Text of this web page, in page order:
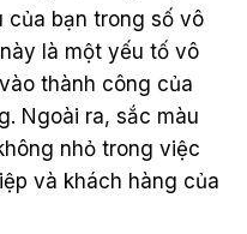
của bạn trong số vô
là một yếu tố vô
thành công của
Ngoài ra, sắc màu
nhỏ trong việc
và khách hàng của